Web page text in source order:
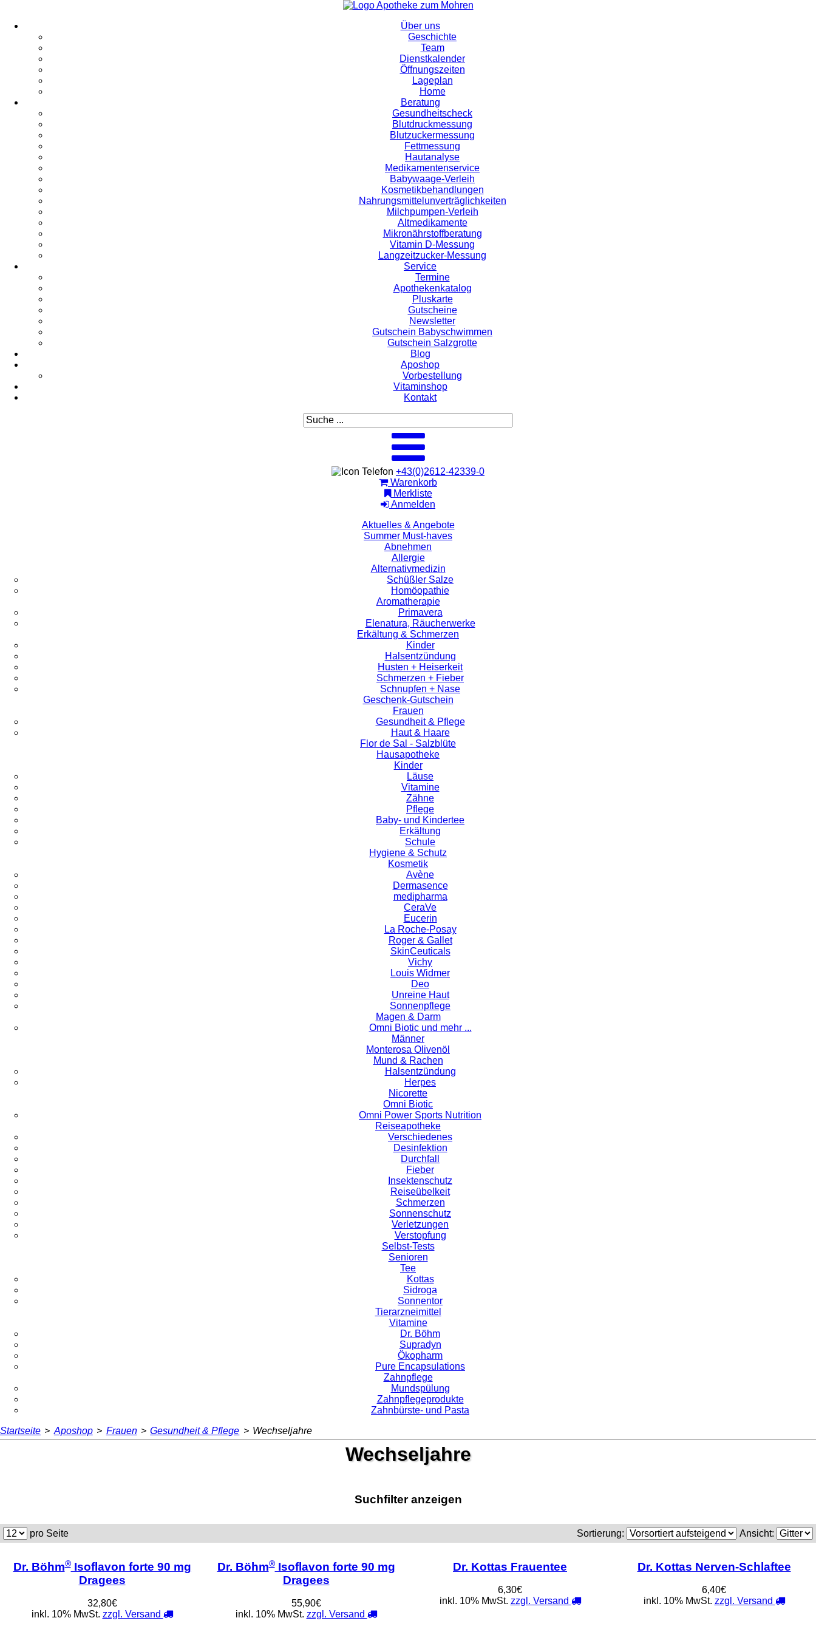
Über uns
Geschichte
Team
Dienstkalender
Öffnungszeiten
Lageplan
Home
Beratung
Gesundheitscheck
Blutdruckmessung
Blutzuckermessung
Fettmessung
Hautanalyse
Medikamentenservice
Babywaage-Verleih
Kosmetikbehandlungen
Nahrungsmittelunverträglichkeiten
Milchpumpen-Verleih
Altmedikamente
Mikronährstoffberatung
Vitamin D-Messung
Langzeitzucker-Messung
Service
Termine
Apothekenkatalog
Pluskarte
Gutscheine
Newsletter
Gutschein Babyschwimmen
Gutschein Salzgrotte
Blog
Aposhop
Vorbestellung
Vitaminshop
Kontakt
+43(0)2612-42339-0
Warenkorb
Merkliste
Anmelden
Aktuelles & Angebote
Summer Must-haves
Abnehmen
Allergie
Alternativmedizin
Schüßler Salze
Homöopathie
Aromatherapie
Primavera
Elenatura, Räucherwerke
Erkältung & Schmerzen
Kinder
Halsentzündung
Husten + Heiserkeit
Schmerzen + Fieber
Schnupfen + Nase
Geschenk-Gutschein
Frauen
Gesundheit & Pflege
Haut & Haare
Flor de Sal - Salzblüte
Hausapotheke
Kinder
Läuse
Vitamine
Zähne
Pflege
Baby- und Kindertee
Erkältung
Schule
Hygiene & Schutz
Kosmetik
Avène
Dermasence
medipharma
CeraVe
Eucerin
La Roche-Posay
Roger & Gallet
SkinCeuticals
Vichy
Louis Widmer
Deo
Unreine Haut
Sonnenpflege
Magen & Darm
Omni Biotic und mehr ...
Männer
Monterosa Olivenöl
Mund & Rachen
Halsentzündung
Herpes
Nicorette
Omni Biotic
Omni Power Sports Nutrition
Reiseapotheke
Verschiedenes
Desinfektion
Durchfall
Fieber
Insektenschutz
Reiseübelkeit
Schmerzen
Sonnenschutz
Verletzungen
Verstopfung
Selbst-Tests
Senioren
Tee
Kottas
Sidroga
Sonnentor
Tierarzneimittel
Vitamine
Dr. Böhm
Supradyn
Ökopharm
Pure Encapsulations
Zahnpflege
Mundspülung
Zahnpflegeprodukte
Zahnbürste- und Pasta
Startseite > Aposhop > Frauen > Gesundheit & Pflege > Wechseljahre
Wechseljahre
Suchfilter anzeigen
pro Seite Ansicht:
Sortierung:
Dr. Böhm®Isoflavon forte 90 mg
Dragees
32,80€
inkl. 10% MwSt. zzgl. Versand
Dr. Böhm®Isoflavon forte 90 mg
Dragees
55,90€
inkl. 10% MwSt. zzgl. Versand
Dr. Kottas Frauentee
6,30€
inkl. 10% MwSt. zzgl. Versand
Dr. Kottas Nerven-Schlaftee
6,40€
inkl. 10% MwSt. zzgl. Versand